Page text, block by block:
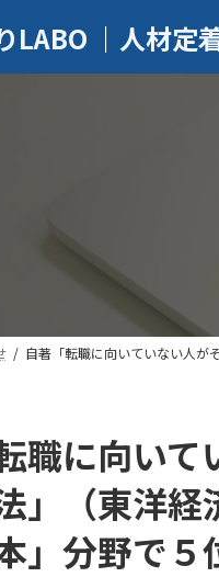
LABO ｜人材定
自著「転職に向いていない人が
職に向い
」（東洋
」分野で５